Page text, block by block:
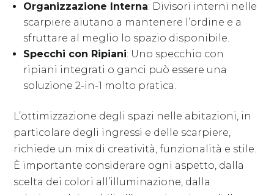
Organizzazione Interna: Divisori interni nelle
scarpiere aiutano a mantenere l’ordine e a
sfruttare al meglio lo spazio disponibile.
Specchi con Ripiani: Uno specchio con
ripiani integrati o ganci può essere una
soluzione 2-in-1 molto pratica.
L’ottimizzazione degli spazi nelle abitazioni, in
particolare degli ingressi e delle scarpiere,
richiede un mix di creatività, funzionalità e stile.
È importante considerare ogni aspetto, dalla
scelta dei colori all’illuminazione, dalla